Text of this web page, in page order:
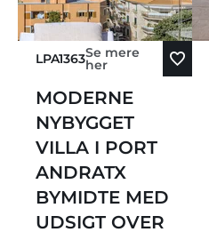
LPA1363Se mere
her
MODERNE
NYBYGGET
VILLA I PORT
ANDRATX
BYMIDTE MED
UDSIGT OVER